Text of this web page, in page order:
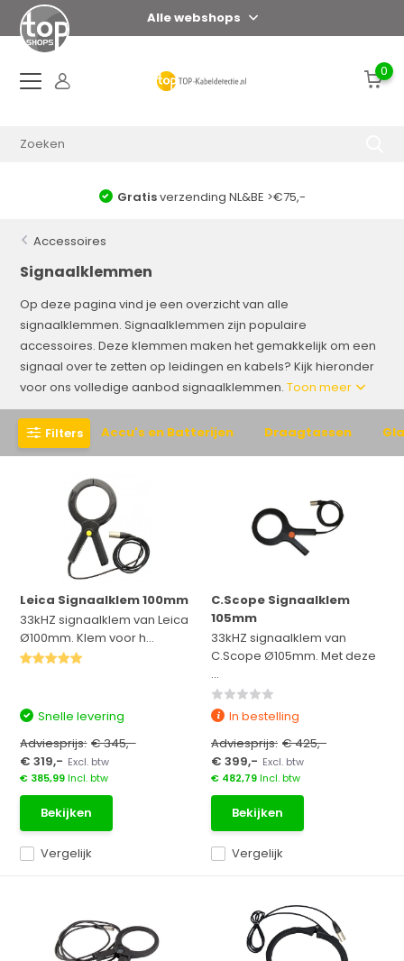
Alle webshops
0
Zeer snelle levering
Accessoires
Signaalklemmen
Op deze pagina vind je een overzicht van alle
signaalklemmen. Signaalklemmen zijn populaire
accessoires. Deze klemmen maken het gemakkelijk om een
signaal over te zetten op leidingen en kabels? Kijk hieronder
voor ons volledige aanbod signaalklemmen.Toon meer
Filters Accu's en Batterijen Draagtassen
Leica Signaalklem 100mm
33kHZ signaalklem van Leica
Ø100mm. Klem voor h...
Vergelijk
Snelle levering
Adviesprijs: € 345,-
€ 319,- Excl. btw
€ 385,99Incl. btw
Bekijken
C.Scope Signaalklem
105mm
33kHZ signaalklem van
C.Scope Ø105mm. Met deze
...
Vergelijk
In bestelling
Adviesprijs: € 425,-
€ 399,- Excl. btw
€ 482,79Incl. btw
Bekijken